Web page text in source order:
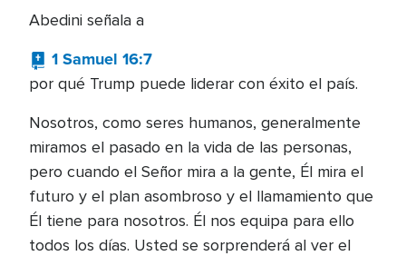
Abedini señala a
1 Samuel 16:7
por qué Trump puede liderar con éxito el país.
Nosotros, como seres humanos, generalmente
miramos el pasado en la vida de las personas,
pero cuando el Señor mira a la gente, Él mira el
futuro y el plan asombroso y el llamamiento que
Él tiene para nosotros. Él nos equipa para ello
todos los días. Usted se sorprenderá al ver el